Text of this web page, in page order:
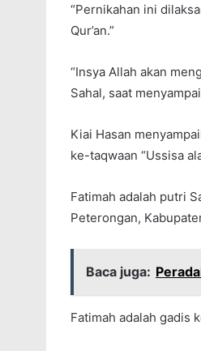
“Pernikahan ini
Qur’an.”
“Insya Allah akan
Sahal, saat
Kiai Hasan
ke-taqwaan “Ussisa
Fatimah adalah putri
Peterongan,
Baca juga:
Fatimah adalah gadis